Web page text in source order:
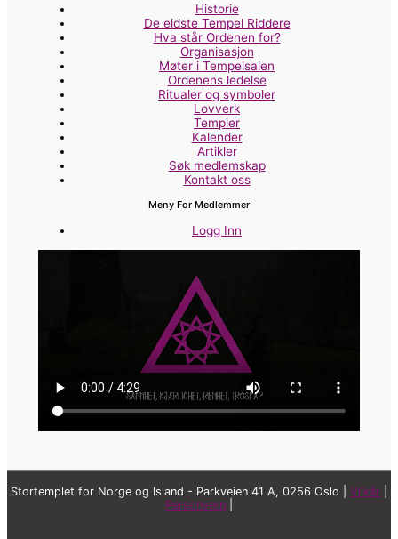
Historie
De eldste Tempel Riddere
Hva står Ordenen for?
Organisasjon
Møter i Tempelsalen
Ordenens ledelse
Ritualer og symboler
Lovverk
Templer
Kalender
Artikler
Søk medlemskap
Kontakt oss
Meny For Medlemmer
Logg Inn
Parkveien 41A, 0258 Oslo |Vilkår|Personvern|
Stortemplet for Norge og Island - Parkveien 41 A, 0256 Oslo | Vilkår
Personvern